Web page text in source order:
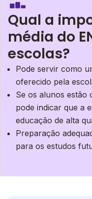
Qual a
média do
escolas?
Pode servir como
oferecido pela
Se os alunos estão
pode indicar que a
educação de alta
Preparação
para os estudos